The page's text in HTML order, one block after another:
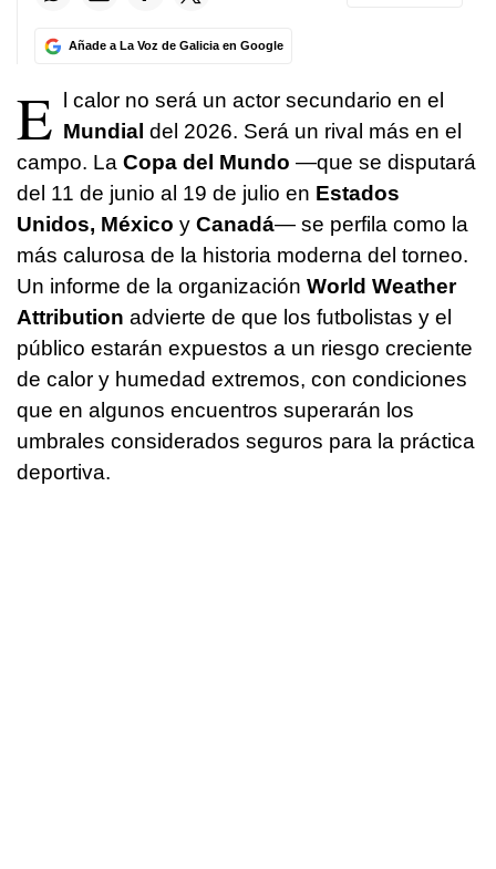
Añade a La Voz de Galicia en Google
E
l calor no será un actor secundario en el
Mundial del 2026. Será un rival más en el
campo. La Copa del Mundo —que se disputará
del 11 de junio al 19 de julio en Estados
Unidos, México y Canadá— se perfila como la
más calurosa de la historia moderna del torneo.
Un informe de la organización World Weather
Attribution advierte de que los futbolistas y el
público estarán expuestos a un riesgo creciente
de calor y humedad extremos, con condiciones
que en algunos encuentros superarán los
umbrales considerados seguros para la práctica
deportiva.